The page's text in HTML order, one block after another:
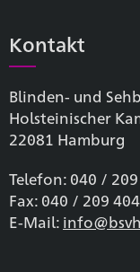
Kontakt
Blinden- und
Holsteinischer
22081 Hamburg
Telefon: 040 /
Fax: 040 / 209
E-Mail: